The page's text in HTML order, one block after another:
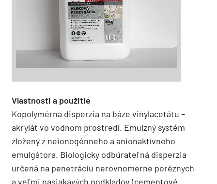
Vlastnosti a použitie
Kopolymérna disperzia na báze vinyl­acetátu –
akrylát vo vodnom prostredí. Emulzný systém
zložený z neionogénneho a anionaktívneho
emulgátora. Biologicky odbúrateľná disperzia
určená na penetráciu nerovnomerne poréznych
a veľmi nasiakavých podkladov (cementové